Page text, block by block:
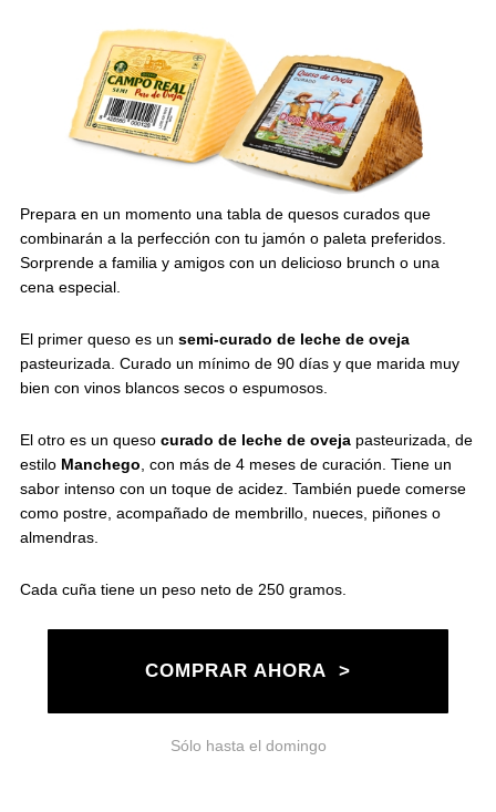
Prepara en un momento una tabla de quesos curados que
combinarán a la perfección con tu jamón o paleta preferidos.
Sorprende a familia y amigos con un delicioso brunch o una
cena especial.
El primer queso es un semi-curado de leche de oveja
pasteurizada. Curado un mínimo de 90 días y que marida muy
bien con vinos blancos secos o espumosos.
El otro es un queso curado de leche de oveja pasteurizada, de
estilo Manchego , con más de 4 meses de curación. Tiene un
sabor intenso con un toque de acidez. También puede comerse
como postre, acompañado de membrillo, nueces, piñones o
almendras.
Cada cuña tiene un peso neto de 250 gramos.
COMPRAR AHORA >
Sólo hasta el domingo